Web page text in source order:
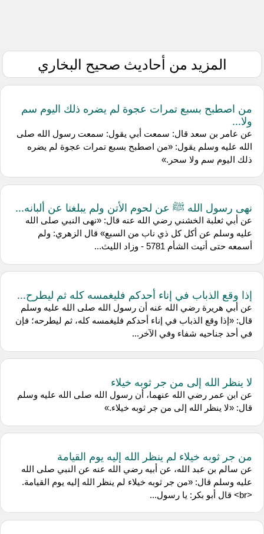
المزيد من أحاديث صحيح البخاري
من اصطبح بسبع تمرات عجوة لم يضره ذلك اليوم سم
ولا...
عن ‌عامر بن سعد قال: سمعت ‌أبي يقول: سمعت رسول الله صلى
الله عليه وسلم يقول: «من اصطبح بسبع تمرات عجوة لم يضره
ذلك اليوم سم ولا سحر.»
نهى رسول الله ﷺ عن لحوم الأتن ولم يبلغنا عن ألبانه...
عن ‌أبي ثعلبة الخشني رضي الله عنه قال: «نهى النبي صلى الله
عليه وسلم عن أكل كل ذي ناب من السبع» قال الزهري: ولم
أسمعه حتى أتيت الشأم 5781 - وزاد الليث...
إذا وقع الذباب في إناء أحدكم فليغمسه كله ثم ليطرح...
عن ‌أبي هريرة رضي الله عنه أن رسول الله صلى الله عليه وسلم
قال: «إذا وقع الذباب في إناء أحدكم فليغمسه كله، ثم ليطرحه؛ فإن
في أحد جناحيه شفاء وفي الآخر...
لا ينظر الله إلى من جر ثوبه خيلاء
عن ‌ابن عمر رضي الله عنهما، أن رسول الله صلى الله عليه وسلم
قال: «لا ينظر الله إلى من جر ثوبه خيلاء.»
من جر ثوبه خيلاء لم ينظر الله إليه يوم القيامة
عن ‌سالم بن عبد الله، عن ‌أبيه رضي الله عنه عن النبي صلى الله
عليه وسلم قال: «من جر ثوبه خيلاء لم ينظر الله إليه يوم القيامة.
<br> قال أبو بكر: يا رسول...